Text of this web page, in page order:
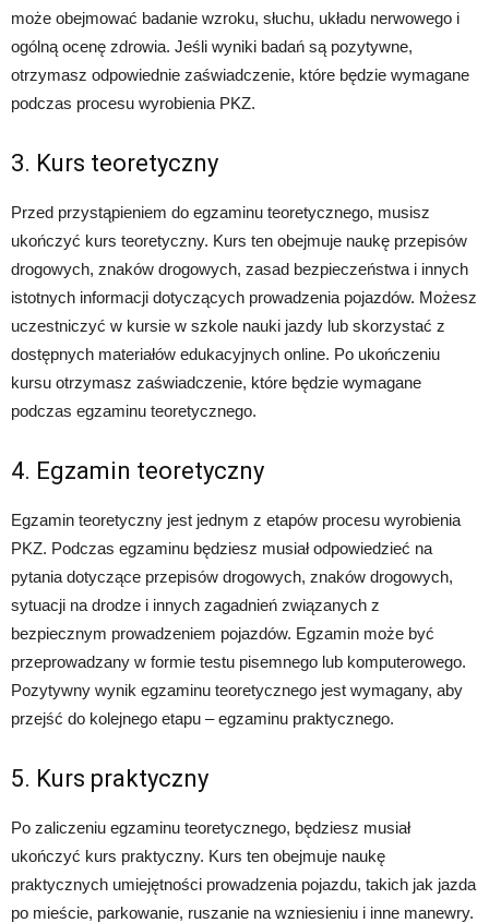
może obejmować badanie wzroku, słuchu, układu nerwowego i
ogólną ocenę zdrowia. Jeśli wyniki badań są pozytywne,
otrzymasz odpowiednie zaświadczenie, które będzie wymagane
podczas procesu wyrobienia PKZ.
3. Kurs teoretyczny
Przed przystąpieniem do egzaminu teoretycznego, musisz
ukończyć kurs teoretyczny. Kurs ten obejmuje naukę przepisów
drogowych, znaków drogowych, zasad bezpieczeństwa i innych
istotnych informacji dotyczących prowadzenia pojazdów. Możesz
uczestniczyć w kursie w szkole nauki jazdy lub skorzystać z
dostępnych materiałów edukacyjnych online. Po ukończeniu
kursu otrzymasz zaświadczenie, które będzie wymagane
podczas egzaminu teoretycznego.
4. Egzamin teoretyczny
Egzamin teoretyczny jest jednym z etapów procesu wyrobienia
PKZ. Podczas egzaminu będziesz musiał odpowiedzieć na
pytania dotyczące przepisów drogowych, znaków drogowych,
sytuacji na drodze i innych zagadnień związanych z
bezpiecznym prowadzeniem pojazdów. Egzamin może być
przeprowadzany w formie testu pisemnego lub komputerowego.
Pozytywny wynik egzaminu teoretycznego jest wymagany, aby
przejść do kolejnego etapu – egzaminu praktycznego.
5. Kurs praktyczny
Po zaliczeniu egzaminu teoretycznego, będziesz musiał
ukończyć kurs praktyczny. Kurs ten obejmuje naukę
praktycznych umiejętności prowadzenia pojazdu, takich jak jazda
po mieście, parkowanie, ruszanie na wzniesieniu i inne manewry.